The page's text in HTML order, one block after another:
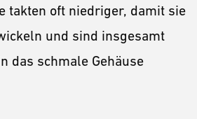
takten oft niedriger, damit sie
und sind insgesamt
das schmale Gehäuse